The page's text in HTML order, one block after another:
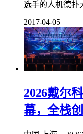
选手的人机德扑
2017-04-05
2026戴尔
幕，全栈